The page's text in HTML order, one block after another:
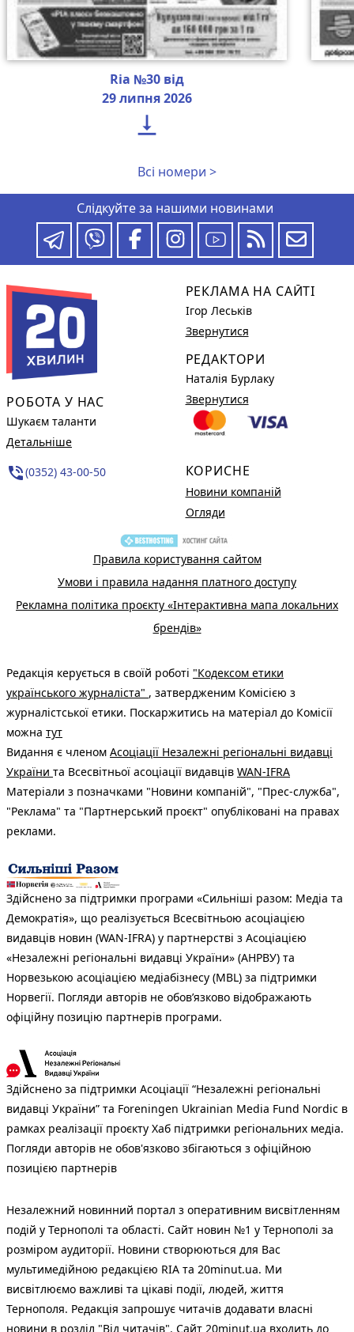
Ria №30 від
29 липня 2026

Всі номери >
Слідкуйте за нашими новинами
РОБОТА У НАС
Шукаєм таланти
Детальніше
phone_in_talk(0352) 43-00-50
РЕКЛАМА НА САЙТІ
Ігор Леськів
Звернутися
РЕДАКТОРИ
Наталія Бурлаку
Звернутися
КОРИСНЕ
Новини компаній
Огляди
Правила користування сайтом
Умови і правила надання платного доступу
Рекламна політика проєкту «Інтерактивна мапа локальних
брендів»
Редакція керується в своїй роботі "Кодексом етики
українського журналіста" , затвердженим Комісією з
журналістської етики. Поскаржитись на матеріал до Комісії
можна тут
Видання є членом Асоціації Незалежні регіональні видавці
України та Всесвітньої асоціації видавців WAN-IFRA
Матеріали з позначками "Новини компаній", "Прес-служба",
"Реклама" та "Партнерський проєкт" опубліковані на правах
реклами.
Здійснено за підтримки програми «Сильніші разом: Медіа та
Демократія», що реалізується Всесвітньою асоціацією
видавців новин (WAN-IFRA) у партнерстві з Асоціацією
«Незалежні регіональні видавці України» (АНРВУ) та
Норвезькою асоціацією медіабізнесу (MBL) за підтримки
Норвегії. Погляди авторів не обов’язково відображають
офіційну позицію партнерів програми.
Здійснено за підтримки Асоціації “Незалежні регіональні
видавці України” та Foreningen Ukrainian Media Fund Nordic в
рамках реалізації проєкту Хаб підтримки регіональних медіа.
Погляди авторів не обов'язково збігаються з офіційною
позицією партнерів
Незалежний новинний портал з оперативним висвітленням
подій у Тернополі та області. Сайт новин №1 у Тернополі за
розміром аудиторії. Новини створюються для Вас
мультимедійною редакцією RIA та 20minut.ua. Ми
висвітлюємо важливі та цікаві події, людей, життя
Тернополя. Редакція запрошує читачів додавати власні
новини в розділ "Від читачів". Сайт 20minut.ua входить до